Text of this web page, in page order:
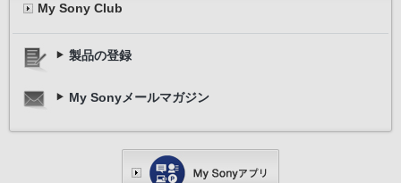
My Sony Club
製品の登録
My Sonyメールマガジン